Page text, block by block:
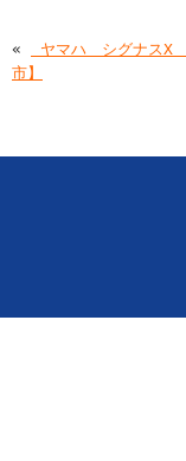
«
￼ヤマハ シグナスX
市】